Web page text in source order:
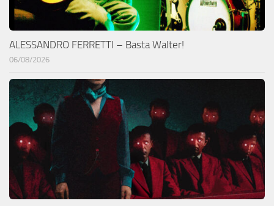
ALESSANDRO FERRETTI – Basta Walter!
06/08/2026